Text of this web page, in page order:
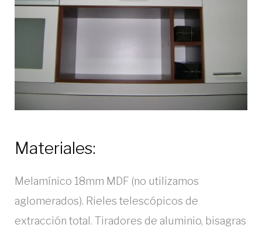
Materiales:
Melamínico 18mm MDF (no utilizamos
aglomerados). Rieles telescópicos de
extracción total. Tiradores de aluminio, bisagras